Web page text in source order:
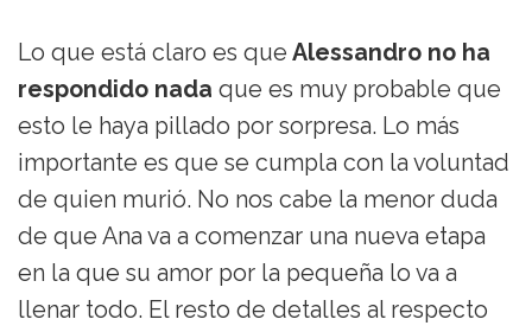
Lo que está claro es que Alessandro no ha
respondido nada que es muy probable que
esto le haya pillado por sorpresa. Lo más
importante es que se cumpla con la voluntad
de quien murió. No nos cabe la menor duda
de que Ana va a comenzar una nueva etapa
en la que su amor por la pequeña lo va a
llenar todo. El resto de detalles al respecto